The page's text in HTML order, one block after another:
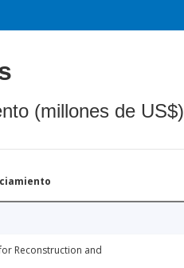
(millones de US$)
Reconstruction and